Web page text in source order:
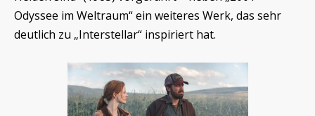
Odyssee im Weltraum“ ein weiteres Werk, das sehr
deutlich zu „Interstellar“ inspiriert hat.